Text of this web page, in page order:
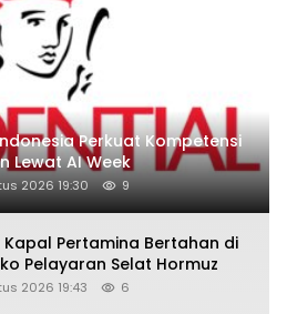
Perkuat Kompetensi
Lewat AI Week
2026 19:30 9
Kapal Pertamina Bertahan di
Pelayaran Selat Hormuz
2026 19:43 6